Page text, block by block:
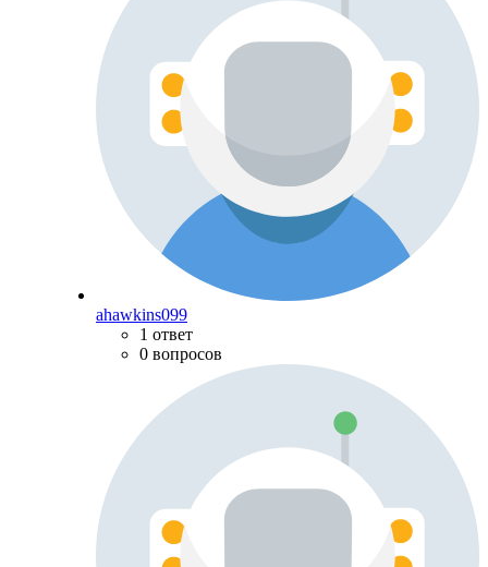
ahawkins099
1 ответ
0 вопросов